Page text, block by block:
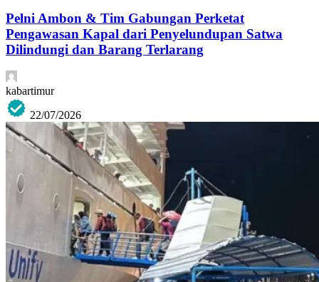
Pelni Ambon & Tim Gabungan Perketat
Pengawasan Kapal dari Penyelundupan Satwa
Dilindungi dan Barang Terlarang
kabartimur
22/07/2026